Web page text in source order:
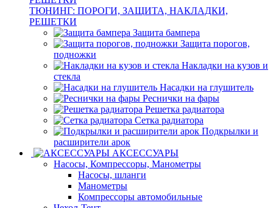
ТЮНИНГ: ПОРОГИ, ЗАЩИТА, НАКЛАДКИ,
РЕШЕТКИ
Защита бампера
Защита порогов,
подножки
Накладки на кузов и
стекла
Насадки на глушитель
Реснички на фары
Решетка радиатора
Сетка радиатора
Подкрылки и
расширители арок
АКСЕССУАРЫ
Насосы, Компрессоры, Манометры
Насосы, шланги
Манометры
Компрессоры автомобильные